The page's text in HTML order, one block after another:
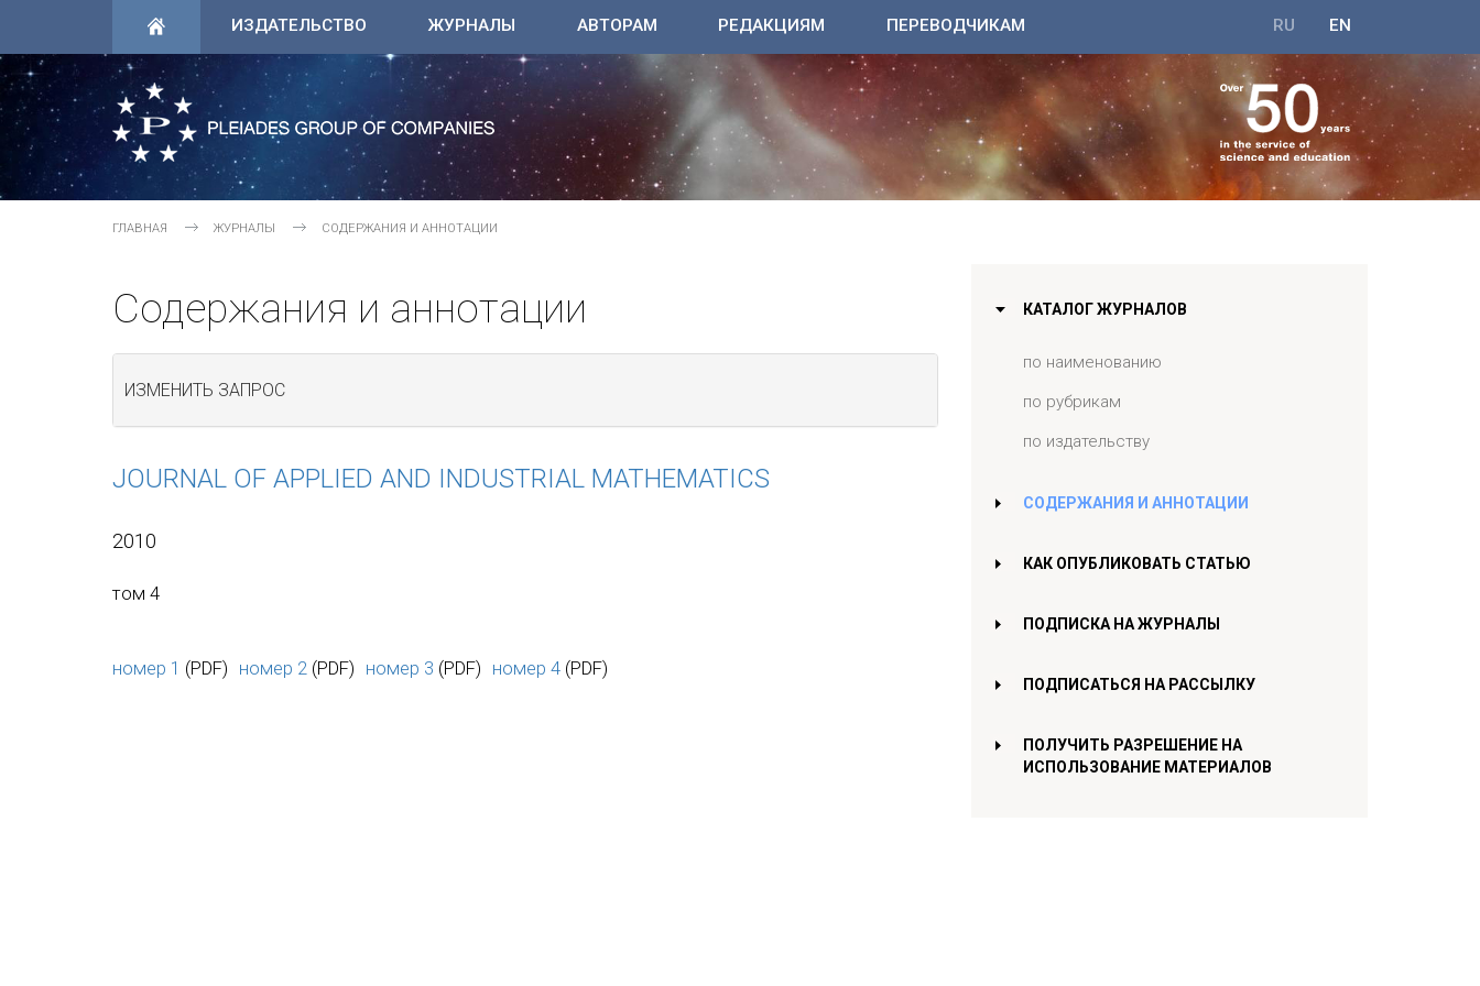
ИЗДАТЕЛЬСТВО ЖУРНАЛЫ АВТОРАМ РЕДАКЦИЯМ ПЕРЕВОДЧИКАМ EN
RU
ГЛАВНАЯ ЖУРНАЛЫ СОДЕРЖАНИЯ И АННОТАЦИИ
Содержания и аннотации
ИЗМЕНИТЬ ЗАПРОС
JOURNAL OF APPLIED AND INDUSTRIAL MATHEMATICS
2010
том 4
номер 1 (PDF) номер 2 (PDF) номер 3 (PDF) номер 4 (PDF)
КАТАЛОГ ЖУРНАЛОВ
по наименованию
по рубрикам
по издательству
СОДЕРЖАНИЯ И АННОТАЦИИ
КАК ОПУБЛИКОВАТЬ СТАТЬЮ
ПОДПИСКА НА ЖУРНАЛЫ
ПОДПИСАТЬСЯ НА РАССЫЛКУ
ПОЛУЧИТЬ РАЗРЕШЕНИЕ НА
ИСПОЛЬЗОВАНИЕ МАТЕРИАЛОВ